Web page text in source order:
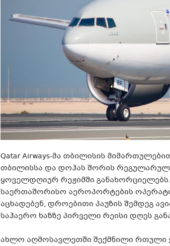
Qatar Airways-მა თბილისის
თბილისსა და დოჰას შორის რეგულარულ
ყოველდღიურ რეჟიმში
საერთაშორისო აეროპორტების
აცხადებენ, დროებითი პაუზის შემდეგ
საჰაერო ხაზზე პირველი რეისი დღეს
ახლო აღმოსავლეთში შექმნილი რთული